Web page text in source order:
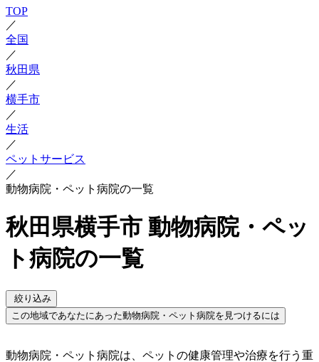
TOP
／
全国
／
秋田県
／
横手市
／
生活
／
ペットサービス
／
動物病院・ペット病院の一覧
秋田県横手市 動物病院・ペッ
ト病院の一覧
絞り込み
この地域であなたにあった動物病院・ペット病院を見つけるには
動物病院・ペット病院は、ペットの健康管理や治療を行う重